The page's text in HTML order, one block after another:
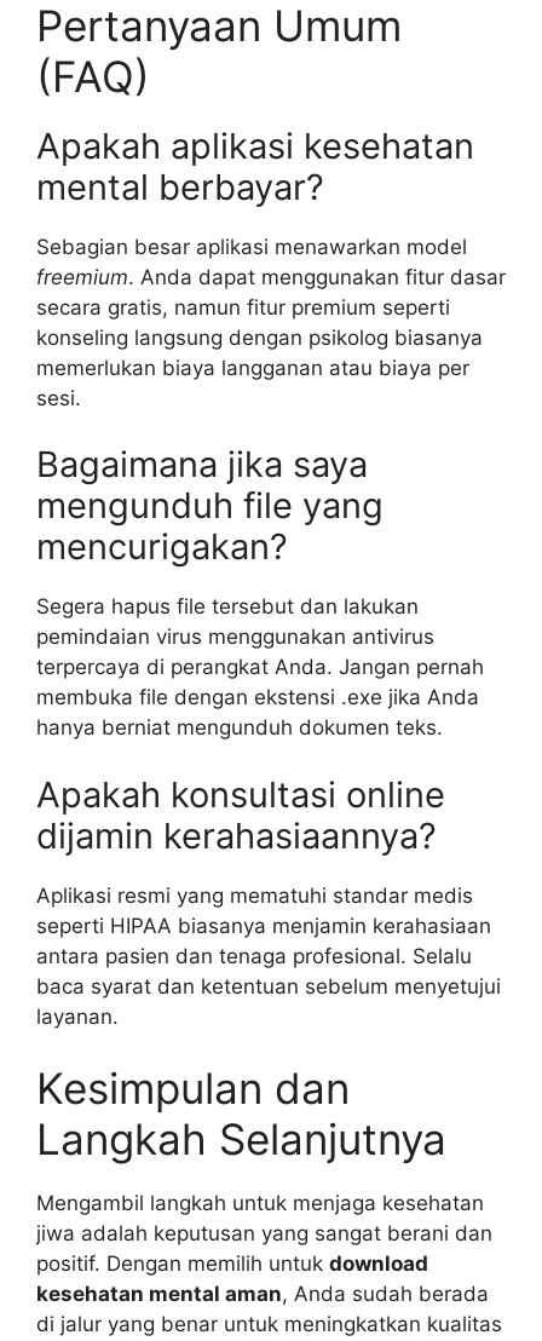
Pertanyaan Umum
(FAQ)
Apakah aplikasi kesehatan
mental berbayar?
Sebagian besar aplikasi menawarkan model
freemium. Anda dapat menggunakan fitur dasar
secara gratis, namun fitur premium seperti
konseling langsung dengan psikolog biasanya
memerlukan biaya langganan atau biaya per
sesi.
Bagaimana jika saya
mengunduh file yang
mencurigakan?
Segera hapus file tersebut dan lakukan
pemindaian virus menggunakan antivirus
terpercaya di perangkat Anda. Jangan pernah
membuka file dengan ekstensi .exe jika Anda
hanya berniat mengunduh dokumen teks.
Apakah konsultasi online
dijamin kerahasiaannya?
Aplikasi resmi yang mematuhi standar medis
seperti HIPAA biasanya menjamin kerahasiaan
antara pasien dan tenaga profesional. Selalu
baca syarat dan ketentuan sebelum menyetujui
layanan.
Kesimpulan dan
Langkah Selanjutnya
Mengambil langkah untuk menjaga kesehatan
jiwa adalah keputusan yang sangat berani dan
positif. Dengan memilih untuk download
kesehatan mental aman, Anda sudah berada
di jalur yang benar untuk meningkatkan kualitas